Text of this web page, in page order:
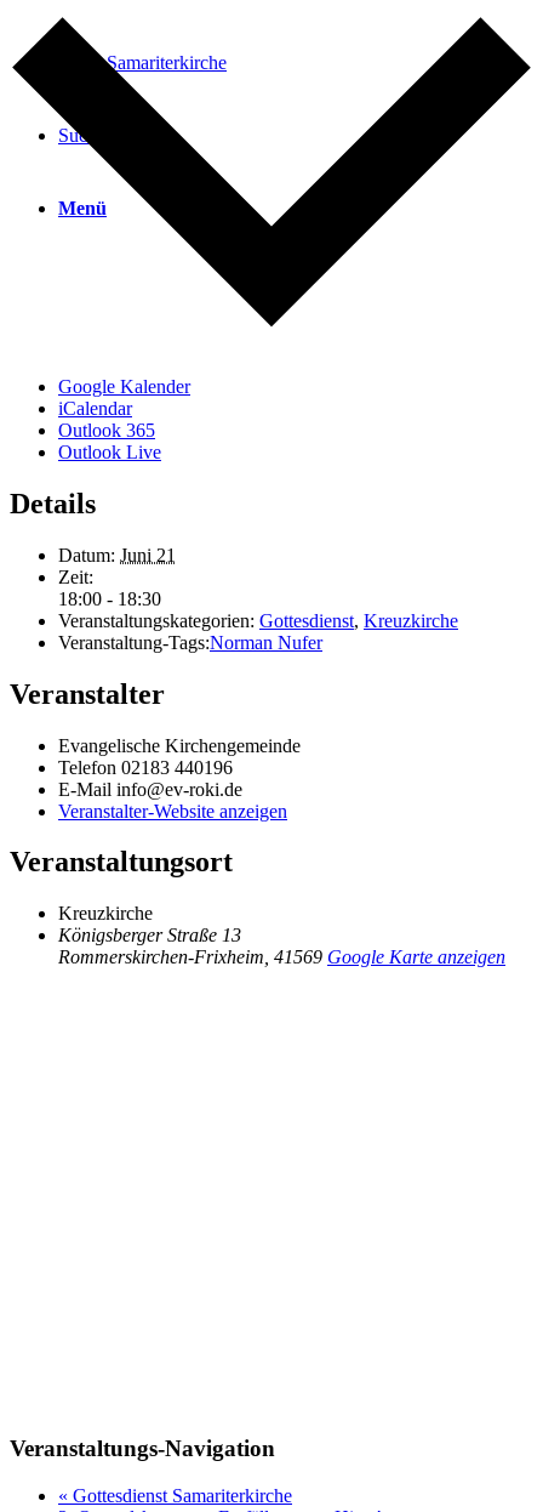
Samariterkirche
Suche
Menü
Google Kalender
iCalendar
Outlook 365
Outlook Live
Details
Datum: Juni 21
Zeit:
18:00 - 18:30
Veranstaltungskategorien: Gottesdienst, Kreuzkirche
Veranstaltung-Tags:Norman Nufer
Veranstalter
Evangelische Kirchengemeinde
Telefon 02183 440196
E-Mail info@ev-roki.de
Veranstalter-Website anzeigen
Veranstaltungsort
Kreuzkirche
Königsberger Straße 13
Rommerskirchen-Frixheim 41569 Google Karte anzeigen
Veranstaltungs-Navigation
« Gottesdienst Samariterkirche